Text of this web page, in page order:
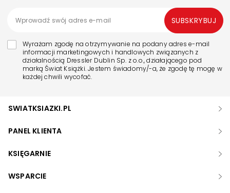
Wyrażam zgodę na otrzymywanie na podany adres e-mail
informacji marketingowych i handlowych związanych z
działalnością Dressler Dublin Sp. z o.o., działającego pod
marką Świat Książki. Jestem świadomy/-a, że zgodę tę mogę w
każdej chwili wycofać.
SUBSKRYBUJ
SWIATKSIAZKI.PL
PANEL KLIENTA
KSIĘGARNIE
WSPARCIE